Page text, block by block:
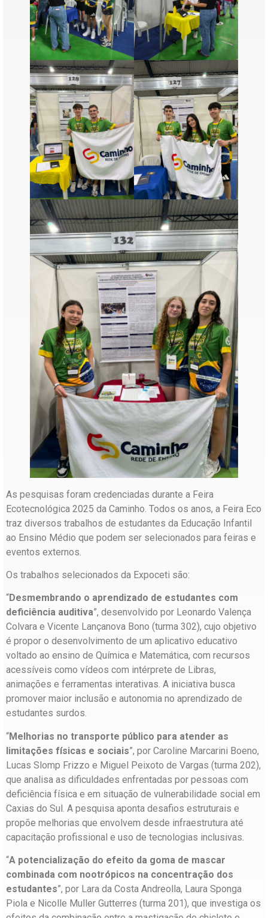
As pesquisas foram credenciadas durante a Feira
Ecotecnológica 2025 da Caminho. Todos os anos, a Feira Eco
traz diversos trabalhos de estudantes da Educação Infantil
ao Ensino Médio que podem ser selecionados para feiras e
eventos externos
Os trabalhos selecionados da Expoceti são:
“Desmembrando o aprendizado de estudantes com
deficiência auditiva”, desenvolvido por Leonardo Valença
Colvara e Vicente Lançanova Bono (turma 302), cujo objetivo
é propor o desenvolvimento de um aplicativo educativo
voltado ao ensino de Química e Matemática, com recursos
acessíveis como vídeos com intérprete de Libras,
animações e ferramentas interativas. A iniciativa busca
promover maior inclusão e autonomia no aprendizado de
estudantes surdos.
“Melhorias no transporte público para atender as
limitações físicas e sociais”, por Caroline Marcarini Boeno,
Lucas Slomp Frizzo e Miguel Peixoto de Vargas (turma 202),
que analisa as dificuldades enfrentadas por pessoas com
deficiência física e em situação de vulnerabilidade social em
Caxias do Sul. A pesquisa aponta desafios estruturais e
propõe melhorias que envolvem desde infraestrutura até
capacitação profissional e uso de tecnologias inclusivas.
“A potencialização do efeito da goma de mascar
combinada com nootrópicos na concentração dos
estudantes”, por Lara da Costa Andreolla, Laura Sponga
Piola e Nicolle Muller Gutterres (turma 201), que investiga os